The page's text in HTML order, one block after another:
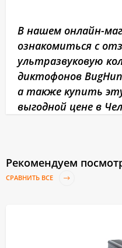
В нашем онлайн-
ознакомиться с
ультразвуковую
диктофонов
а также купить
выгодной цене в
Рекомендуем
СРАВНИТЬ ВСЕ